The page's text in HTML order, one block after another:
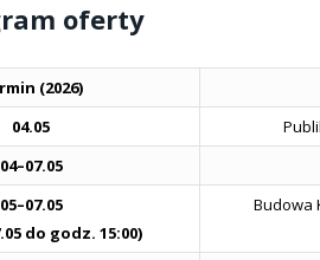
oferty
(2026)
04.05
04–07.05
05–07.05
do godz. 15:00)
Budowa